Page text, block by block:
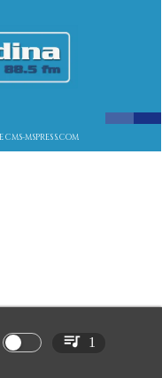
MSPRESS.COM
1